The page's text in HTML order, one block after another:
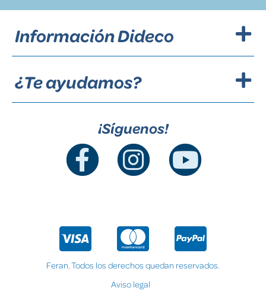
Información Dideco
¿Te ayudamos?
¡Síguenos!
Feran. Todos los derechos quedan reservados.
Aviso legal